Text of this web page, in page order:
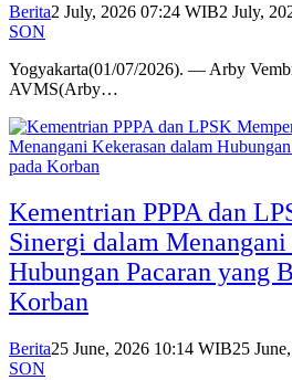
Berita2 July, 2026 07:24 WIB2 July,
SON
Yogyakarta(01/07/2026). — Arby
AVMS(Arby…
Kementrian PPPA dan
Sinergi dalam
Hubungan Pacaran yang
Korban
Berita25 June, 2026 10:14 WIB25
SON